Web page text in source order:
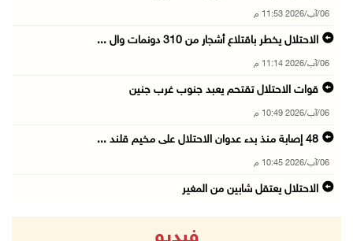
06/آب/2026 11:53 م
الاحتلال يخطر باقتلاع أشجار من 310 دونمات وال ...
06/آب/2026 11:14 م
قوات الاحتلال تقتحم يعبد جنوب غرب جنين
06/آب/2026 10:49 م
48 إصابة منذ بدء عدوان الاحتلال على مخيم قلند ...
06/آب/2026 10:45 م
الاحتلال يعتقل شابين من المغير